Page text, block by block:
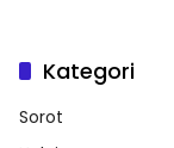
Kategori
Sorot